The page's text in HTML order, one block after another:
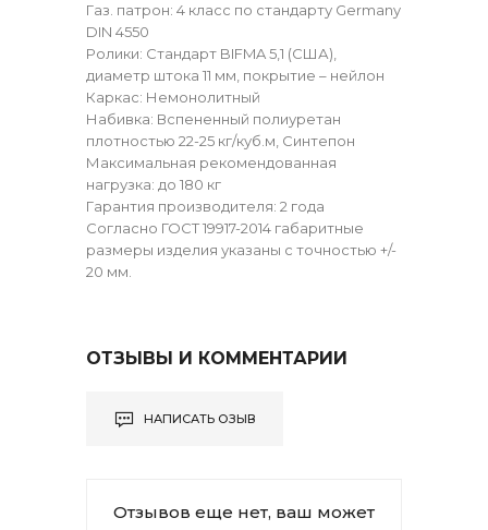
Газ. патрон: 4 класс по стандарту Germany
DIN 4550
Ролики: Стандарт BIFMA 5,1 (США),
диаметр штока 11 мм, покрытие – нейлон
Каркас: Немонолитный
Набивка: Вспененный полиуретан
плотностью 22-25 кг/куб.м, Синтепон
Максимальная рекомендованная
нагрузка: до 180 кг
Гарантия производителя: 2 года
Согласно ГОСТ 19917-2014 габаритные
размеры изделия указаны с точностью +/-
20 мм.
ОТЗЫВЫ И КОММЕНТАРИИ
НАПИСАТЬ ОЗЫВ
Отзывов еще нет, ваш может